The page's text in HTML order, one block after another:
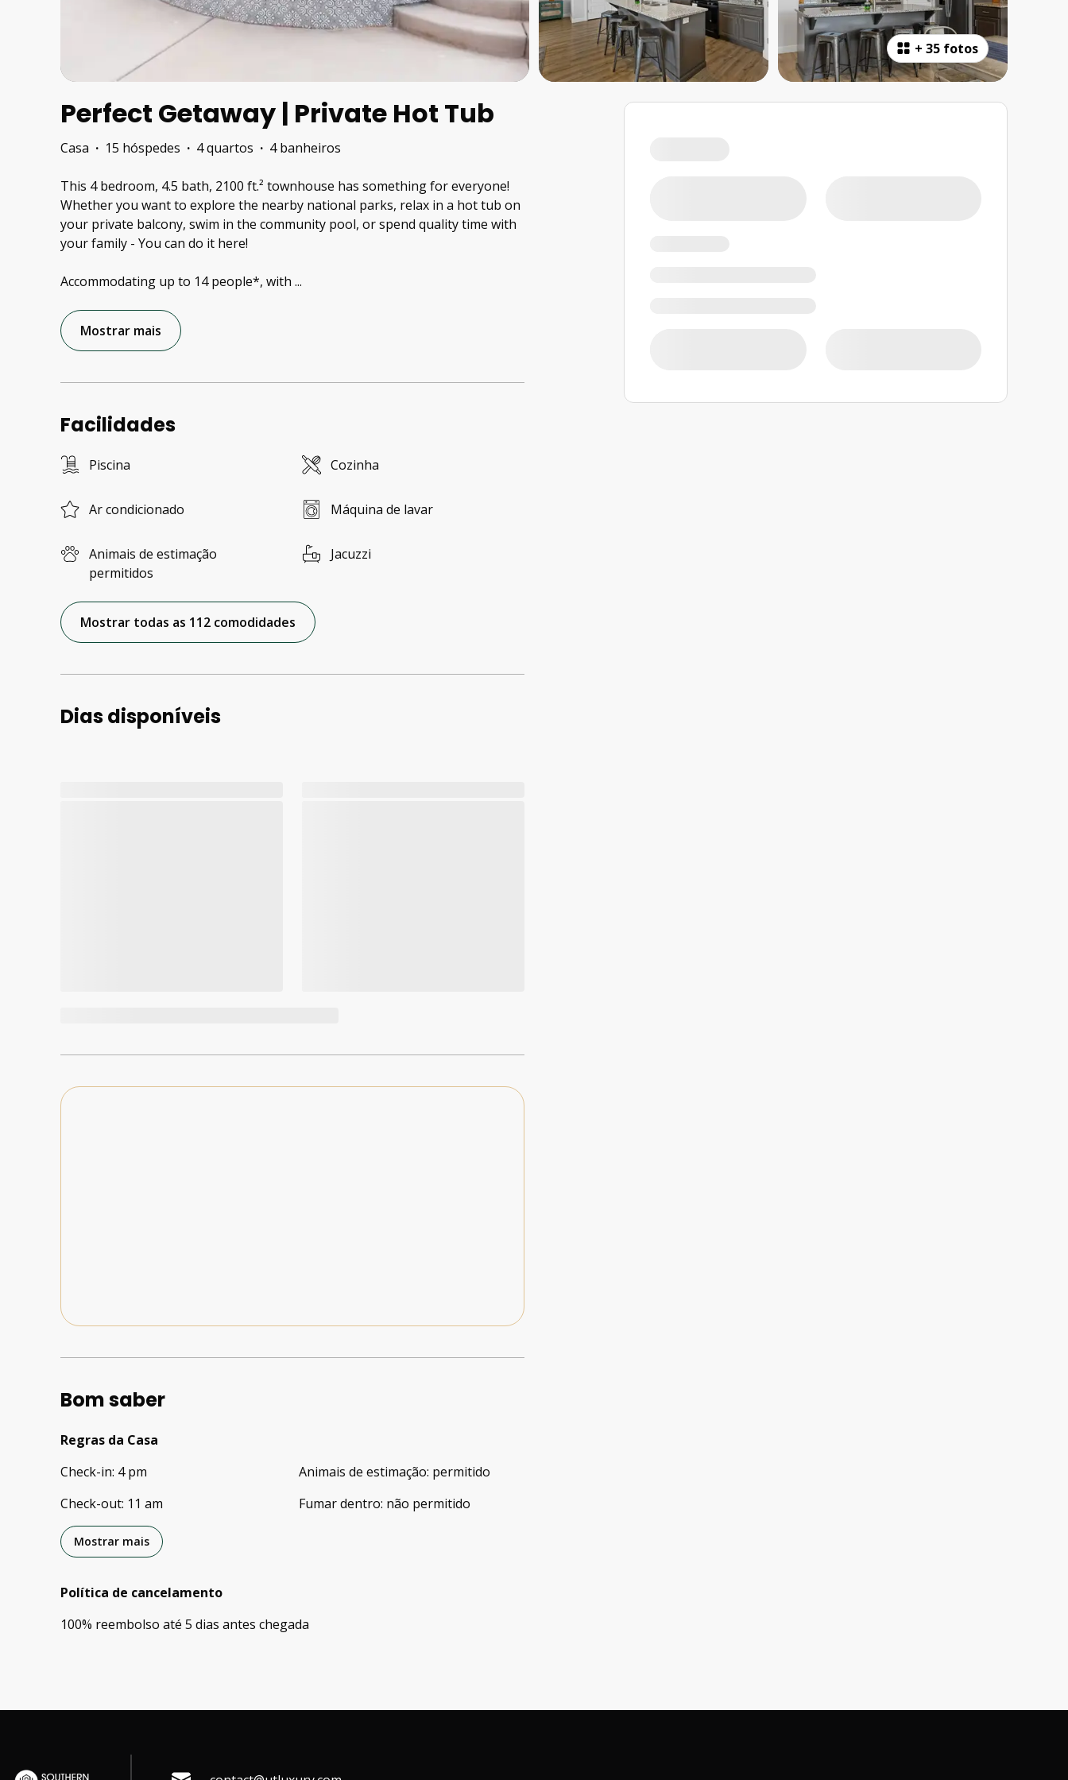
+ 35 fotos
Perfect Getaway | Private Hot Tub
Casa · 15 hóspedes · 4 quartos · 4 banheiros
This 4 bedroom, 4.5 bath, 2100 ft.² townhouse has something for everyone!
Whether you want to explore the nearby national parks, relax in a hot tub on
your private balcony, swim in the community pool, or spend quality time with
your family - You can do it here!
Accommodating up to 14 people*, with ...
Mostrar mais
Facilidades
Piscina Cozinha
Ar condicionado Máquina de lavar
Animais de estimação
permitidos
Jacuzzi
Mostrar todas as 112 comodidades
Dias disponíveis
Bom saber
Regras da Casa
Check-in: 4 pm
Check-out: 11 am
Animais de estimação: permitido
Fumar dentro: não permitido
Mostrar mais
Política de cancelamento
100% reembolso até 5 dias antes chegada